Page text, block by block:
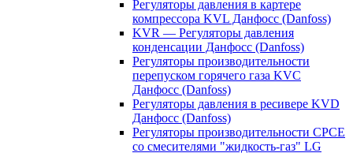
Регуляторы давления в картере
компрессора KVL Данфосс (Danfoss)
KVR — Регуляторы давления
конденсации Данфосс (Danfoss)
Регуляторы производительности
перепуском горячего газа KVC
Данфосс (Danfoss)
Регуляторы давления в ресивере KVD
Данфосс (Danfoss)
Регуляторы производительности CPCE
со смесителями "жидкость-газ" LG